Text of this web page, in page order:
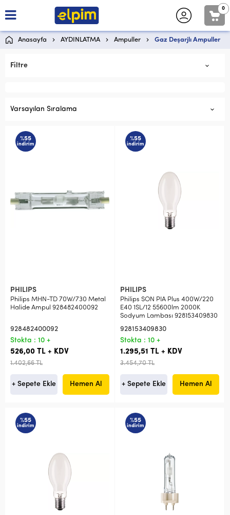
0
Anasayfa AYDINLATMA Ampuller Gaz Deşarjlı Ampuller
Filtre
Varsayılan Sıralama
%55
indirim
PHILIPS
Philips MHN-TD 70W/730 Metal
Halide Ampul 928482400092
928482400092
Stokta : 10 +
526,00 TL + KDV
1.402,66 TL
+ Sepete Ekle Hemen Al
%55
indirim
PHILIPS
Philips SON PIA Plus 400W/220
E40 1SL/12 55600lm 2000K
Sodyum Lambası 928153409830
928153409830
Stokta : 10 +
1.295,51 TL + KDV
3.454,70 TL
+ Sepete Ekle Hemen Al
%55
indirim
%55
indirim